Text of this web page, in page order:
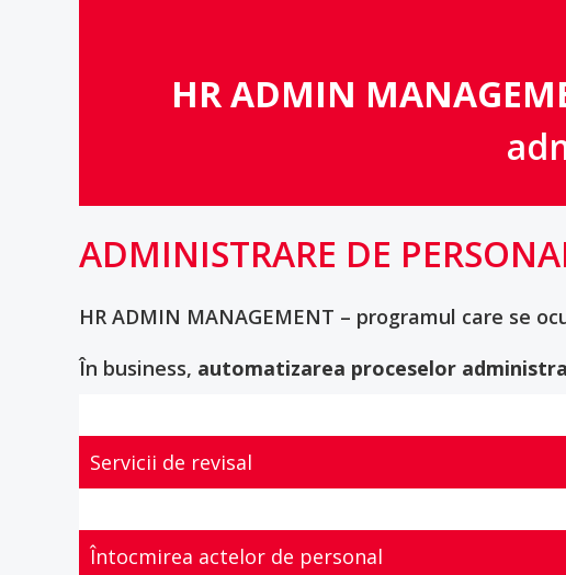
HR ADMIN
ADMINISTRARE DE
HR ADMIN MANAGEMENT – programul care se
În business, automatizarea proceselor
Servicii de revisal
Întocmirea actelor de personal